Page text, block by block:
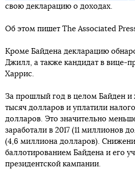
свою декларацию о доходах.
Об этом пишет The Associated
Кроме Байдена декларацию
Джилл, а также кандидат в вице-
Харрис.
За прошлый год в целом Байден и
тысяч долларов и уплатили
долларов. Это значительно
заработали в 2017 (11 миллионов
(4,6 миллиона долларов).
баллотированием Байдена и его
президентской кампании.